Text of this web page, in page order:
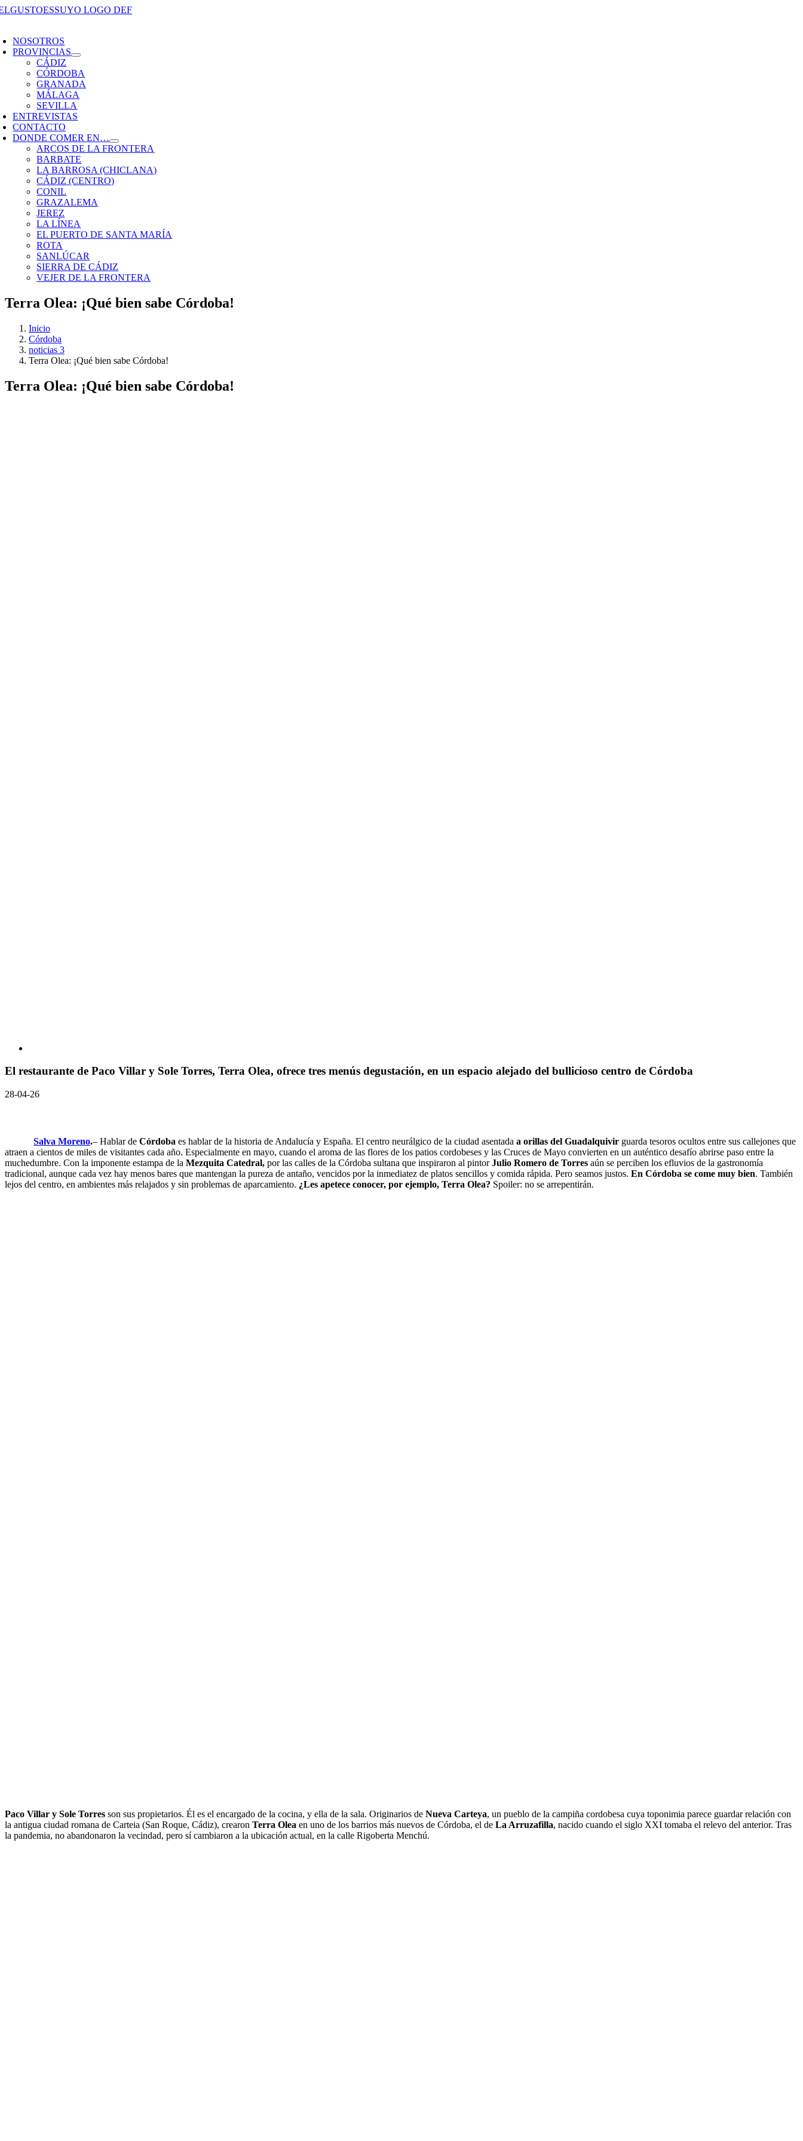
Saltar
NOSOTROS
PROVINCIAS
CÁDIZ
CÓRDOBA
GRANADA
MÁLAGA
SEVILLA
ENTREVISTAS
CONTACTO
DONDE COMER EN…
ARCOS DE LA FRONTERA
BARBATE
LA BARROSA (CHICLANA)
CÁDIZ (CENTRO)
CONIL
GRAZALEMA
JEREZ
LA LÍNEA
EL PUERTO DE SANTA MARÍA
ROTA
SANLÚCAR
SIERRA DE CÁDIZ
VEJER DE LA FRONTERA
Terra Olea: ¡Qué bien sabe Córdoba!
Inicio
Córdoba
noticias 3
Terra Olea: ¡Qué bien sabe Córdoba!
Terra Olea: ¡Qué bien sabe Córdoba!
El restaurante de Paco Villar y Sole Torres, Terra Olea, ofrece tres menús degustación, en un espacio alejado del bullicioso centro de Córdoba
28-04-26
Salva Moreno.– Hablar de Córdoba es hablar de la historia de Andalucía y España. El centro neurálgico de la ciudad asentada a orillas del Guadalquivir guarda tesoros ocultos entre sus callejones que
atraen a cientos de miles de visitantes cada año. Especialmente en mayo, cuando el aroma de las flores de los patios cordobeses y las Cruces de Mayo convierten en un auténtico desafío abrirse paso entre la
muchedumbre. Con la imponente estampa de la Mezquita Catedral, por las calles de la Córdoba sultana que inspiraron al pintorJulio Romero de Torres aún se perciben los efluvios de la gastronomía
tradicional, aunque cada vez hay menos bares que mantengan la pureza de antaño, vencidos por la inmediatez de platos sencillos y comida rápida. Pero seamos justos. En Córdoba se come muy bien. También
lejos del centro, en ambientes más relajados y sin problemas de aparcamiento. ¿Les apetece conocer, por ejemplo, Terra Olea? Spoiler: no se arrepentirán.
Paco Villar y Sole Torres son sus propietarios. Él es el encargado de la cocina, y ella de la sala. Originarios de Nueva Carteya, un pueblo de la campiña cordobesa cuya toponimia parece guardar relación con
la antigua ciudad romana de Carteia (San Roque, Cádiz), crearon Terra Olea en uno de los barrios más nuevos de Córdoba, el de La Arruzafilla, nacido cuando el siglo XXI tomaba el relevo del anterior. Tras
la pandemia, no abandonaron la vecindad, pero sí cambiaron a la ubicación actual, en la calle Rigoberta Menchú.